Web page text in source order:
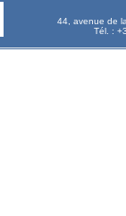
44, avenue de
Tél. :